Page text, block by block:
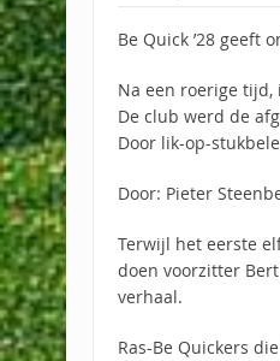
Be Quick ’28 geeft
Na een roerige tijd,
De club werd de
Door lik-op-
Door: Pieter
Terwijl het eerste
doen voorzitter
verhaal.
Ras-Be Quickers